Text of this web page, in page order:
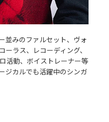
並みのファルセット、ヴォ
ラス、レコーディング、
活動、ボイストレーナー等
ジカルでも活躍中のシンガ